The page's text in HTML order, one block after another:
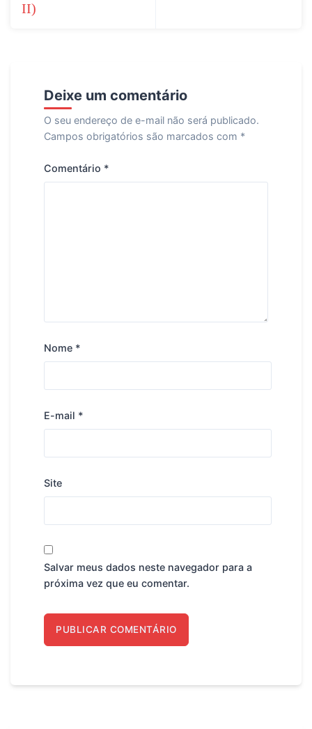
Post
II)
Deixe um comentário
O seu endereço de e-mail não será publicado.
Campos obrigatórios são marcados com *
Comentário *
Nome *
E-mail *
Site
Salvar meus dados neste navegador para a
próxima vez que eu comentar.